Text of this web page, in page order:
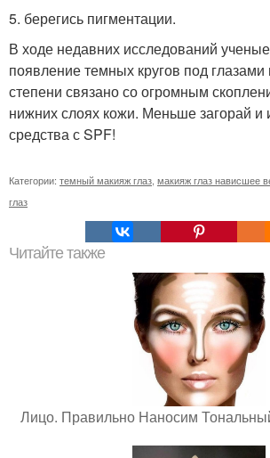
5. берегись пигментации.
В ходе недавних исследований
появление темных кругов под
степени связано со огромным
нижних слоях кожи. Меньше загорай и
средства с SPF!
Категории: темный макияж глаз, макияж глаз нависшее
глаз
Читайте также
Лицо. Правильно Наносим